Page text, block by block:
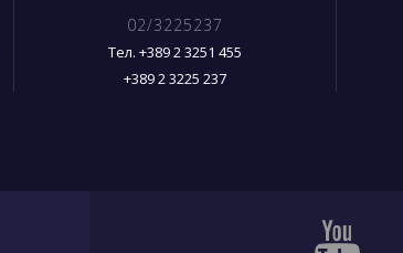
02/3225237
Тел. +389 2 3251 455
+389 2 3225 237